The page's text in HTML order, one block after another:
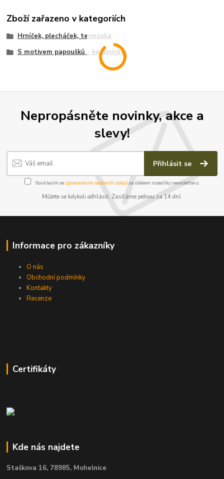
Zboží zařazeno v kategoriích
Hrníček, plecháček, termoska
S motivem papoušků - keramický
Nepropásněte novinky, akce a
slevy!
Přihlásit se
Souhlasím se zpracováním osobních údajůza účelem rozesílky newsletteru.
Můžete se kdykoli odhlásit. Zasíláme jednou za 14 dní.
Informace pro zákazníky
O nás
Obchodní podmínky
Kontakty
Recenze
Certifikáty
Kde nás najdete
Staškova 16, 78985, Mohelnice